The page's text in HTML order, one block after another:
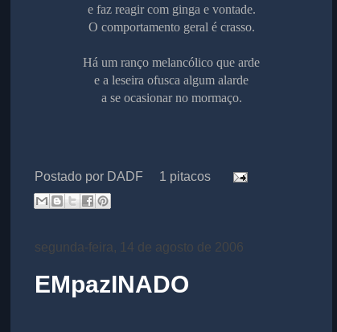
e faz reagir com ginga e vontade.
O comportamento geral é crasso.
Há um ranço melancólico que arde
e a leseira ofusca algum alarde
a se ocasionar no mormaço.
Postado por DADF 1 pitacos
segunda-feira, 14 de agosto de 2006
EMpazINADO